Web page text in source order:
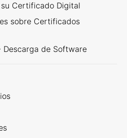
Certificado Digital
sobre Certificados
de Software